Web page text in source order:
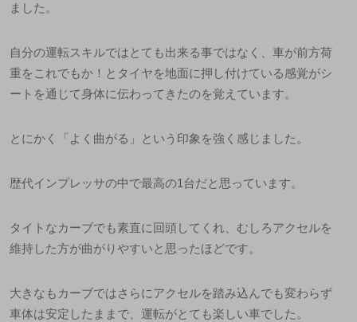
ました。
自分の運転スキルではとても出来る事ではなく、車が前方荷
重をこれでもか！とタイヤを地面に押し付けている感覚がシ
ートを通じて身体に伝わってきたのを覚えています。
とにかく 「よく曲がる」 という印象を強く感じました。
歴代インプレッサの中で最高の1 台だと思っています。
タイトなカーブでも素直に回頭してくれ、むしろアクセルを
維持した方が曲がりやすいと思ったほどです。
大きなもカーブではさらにアクセルを踏み込んでも変わらず
車体は安定したままで、運転がとても楽しい車でした。